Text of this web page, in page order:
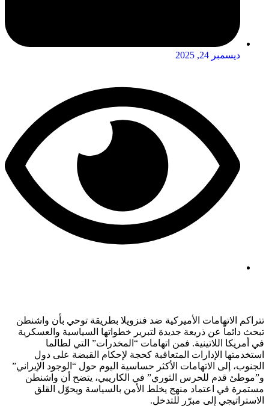
ديسمبر 24, 2025
تتراكم الاتهامات الأميركية ضد فنزويلا بطريقة توحي بأن واشنطن
تبحث دائماً عن ذريعة جديدة لتبرير خطواتها السياسية والعسكرية
في أمريكا اللاتينية. فمن اتهامات “المخدرات” التي لطالما
استخدمتها الإدارات المتعاقبة كحجة لإحكام القبضة على دول
الجنوب، إلى الاتهامات الأكثر حساسية اليوم حول “الوجود الإيراني”
و”موطئ قدم للحرس الثوري” في الكاريبي، يتضح أن واشنطن
مستمرة في اعتماد منهج يخلط الأمن بالسياسة ويحوّل القلق
الاستراتيجي إلى مبرّر للتدخل.